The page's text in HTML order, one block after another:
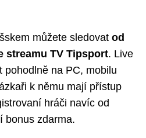
můžete sledovat od
streamu TV Tipsport. Live
pohodlně na PC, mobilu
k němu mají přístup
hráči navíc od
bonus zdarma.